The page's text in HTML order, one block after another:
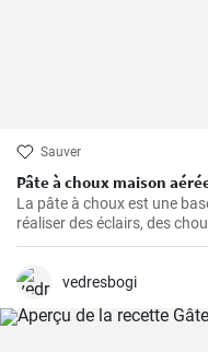
Sauver
Pâte à choux maison
La pâte à choux est une
réaliser des éclairs, des
délicieuses pâtisseries.
vedresbogi